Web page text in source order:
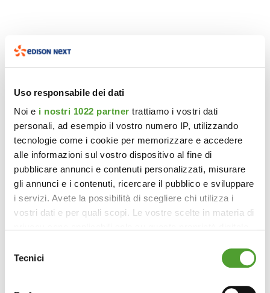
Uso responsabile dei dati
Noi e i nostri 1022 partner trattiamo i vostri dati
personali, ad esempio il vostro numero IP, utilizzando
tecnologie come i cookie per memorizzare e accedere
alle informazioni sul vostro dispositivo al fine di
pubblicare annunci e contenuti personalizzati, misurare
gli annunci e i contenuti, ricercare il pubblico e sviluppare
i servizi. Avete la possibilità di scegliere chi utilizza i
vostri dati e per quali scopi. Le vostre scelte in materia di
modificare o revocare il proprio consenso in qualsiasi
momento dalla Dichiarazione sui cookie o facendo clic
delTecnici